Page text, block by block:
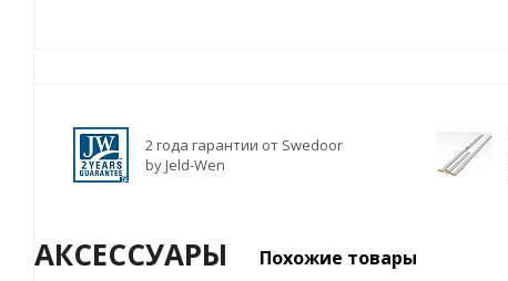
2 года гарантии от Swedoor
by Jeld-Wen
АКСЕССУАРЫ Похожие товары